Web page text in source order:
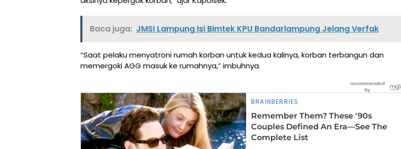
Baca juga: JMSI Lampung Isi Bimtek KPU Bandarlampung Jelang Verfak
“Saat pelaku menyatroni rumah korban untuk kedua kalinya, korban terbangun dan
memergoki AGG masuk ke rumahnya,” imbuhnya.